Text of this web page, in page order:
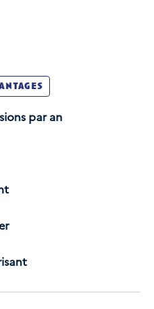
de Défense et de
apte
par an